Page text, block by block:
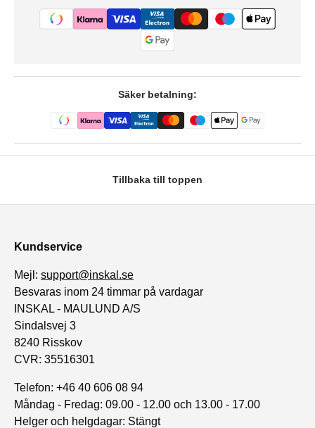
Säker betalning:
Tillbaka till toppen
Kundservice
Mejl: support@inskal.se
Besvaras inom 24 timmar på vardagar
INSKAL - MAULUND A/S
Sindalsvej 3
8240 Risskov
CVR: 35516301
Telefon: +46 40 606 08 94
Måndag - Fredag: 09.00 - 12.00 och 13.00 - 17.00
Helger och helgdagar: Stängt